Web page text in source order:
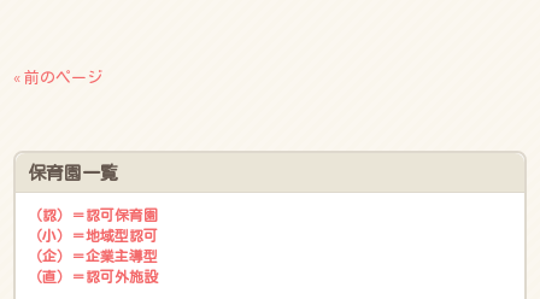
« 前のページ
保育園一覧
（認）＝認可保育園
（小）＝地域型認可
（企）＝企業主導型
（直）＝認可外施設